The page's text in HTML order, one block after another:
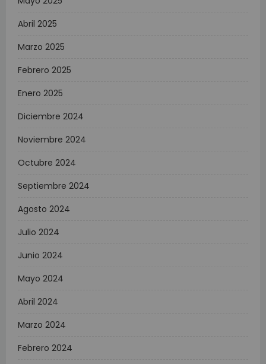
Abril 2025
Marzo 2025
Febrero 2025
Enero 2025
Diciembre 2024
Noviembre 2024
Octubre 2024
Septiembre 2024
Agosto 2024
Julio 2024
Junio 2024
Mayo 2024
Abril 2024
Marzo 2024
Febrero 2024